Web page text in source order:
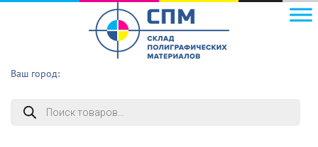
Ваш город:
Поиск
товаров